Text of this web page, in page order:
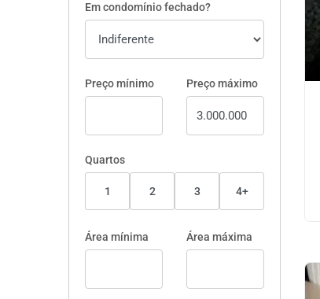
Em condomínio fechado?
Preço mínimo Preço máximo
Quartos
1 2 3 4+
Área mínima Área máxima